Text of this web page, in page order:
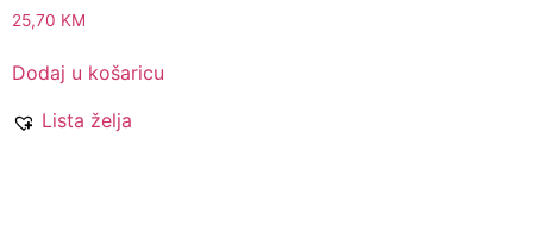
25,70 KM
Dodaj u košaricu
Lista želja